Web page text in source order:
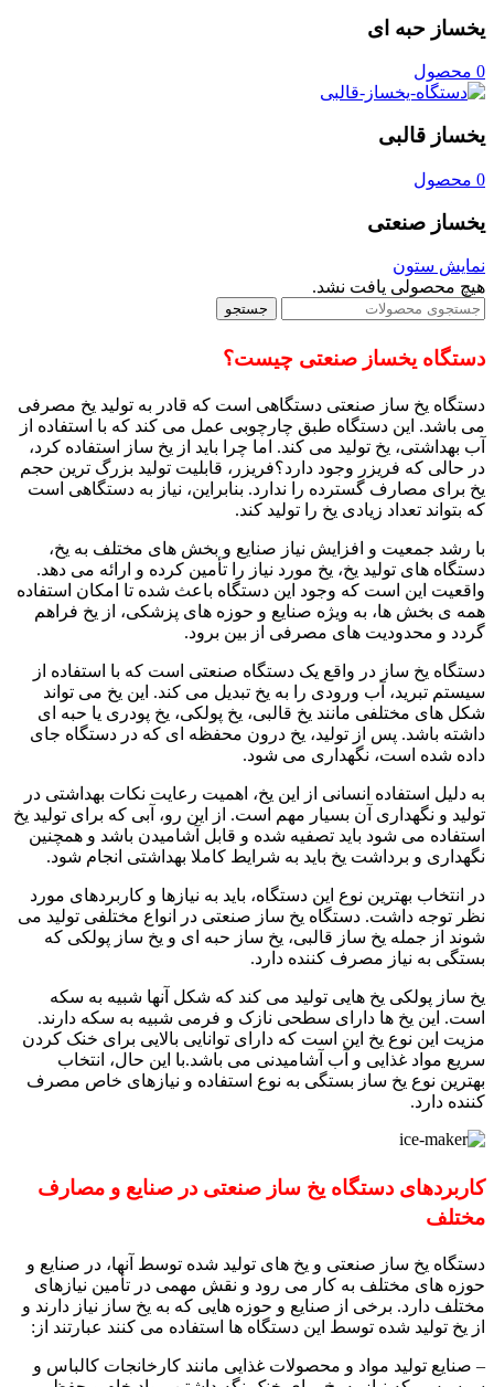
یخساز حبه ای
0 محصول
یخساز قالبی
0 محصول
یخساز صنعتی
نمایش ستون
هیچ محصولی یافت نشد.
جستجو
دستگاه یخساز صنعتی چیست؟
دستگاه یخ ساز صنعتی دستگاهی است که قادر به تولید یخ مصرفی
می باشد. این دستگاه طبق چارچوبی عمل می کند که با استفاده از
آب بهداشتی، یخ تولید می کند. اما چرا باید از یخ ساز استفاده کرد،
در حالی که فریزر وجود دارد؟فریزر، قابلیت تولید بزرگ ترین حجم
یخ برای مصارف گسترده را ندارد. بنابراین، نیاز به دستگاهی است
که بتواند تعداد زیادی یخ را تولید کند.
با رشد جمعیت و افزایش نیاز صنایع و بخش های مختلف به یخ،
دستگاه های تولید یخ، یخ مورد نیاز را تأمین کرده و ارائه می دهد.
واقعیت این است که وجود این دستگاه باعث شده تا امکان استفاده
همه ی بخش ها، به ویژه صنایع و حوزه های پزشکی، از یخ فراهم
گردد و محدودیت های مصرفی از بین برود.
دستگاه یخ ساز در واقع یک دستگاه صنعتی است که با استفاده از
سیستم تبرید، آب ورودی را به یخ تبدیل می کند. این یخ می تواند
شکل های مختلفی مانند یخ قالبی، یخ پولکی، یخ پودری یا حبه ای
داشته باشد. پس از تولید، یخ درون محفظه ای که در دستگاه جای
داده شده است، نگهداری می شود.
به دلیل استفاده انسانی از این یخ، اهمیت رعایت نکات بهداشتی در
تولید و نگهداری آن بسیار مهم است. از این رو، آبی که برای تولید یخ
استفاده می شود باید تصفیه شده و قابل آشامیدن باشد و همچنین
نگهداری و برداشت یخ باید به شرایط کاملا بهداشتی انجام شود.
در انتخاب بهترین نوع این دستگاه، باید به نیازها و کاربردهای مورد
نظر توجه داشت. دستگاه یخ ساز صنعتی در انواع مختلفی تولید می
شوند از جمله یخ ساز قالبی، یخ ساز حبه ای و یخ ساز پولکی که
بستگی به نیاز مصرف کننده دارد.
یخ ساز پولکی یخ هایی تولید می کند که شکل آنها شبیه به سکه
است. این یخ ها دارای سطحی نازک و فرمی شبیه به سکه دارند.
مزیت این نوع یخ این است که دارای توانایی بالایی برای خنک کردن
سریع مواد غذایی و آب آشامیدنی می باشد.با این حال، انتخاب
بهترین نوع یخ ساز بستگی به نوع استفاده و نیازهای خاص مصرف
کننده دارد.
کاربردهای دستگاه یخ ساز صنعتی در صنایع و مصارف
مختلف
دستگاه یخ ساز صنعتی و یخ های تولید شده توسط آنها، در صنایع و
حوزه های مختلف به کار می رود و نقش مهمی در تأمین نیازهای
مختلف دارد. برخی از صنایع و حوزه هایی که به یخ ساز نیاز دارند و
از یخ تولید شده توسط این دستگاه ها استفاده می کنند عبارتند از:
– صنایع تولید مواد و محصولات غذایی مانند کارخانجات کالباس و